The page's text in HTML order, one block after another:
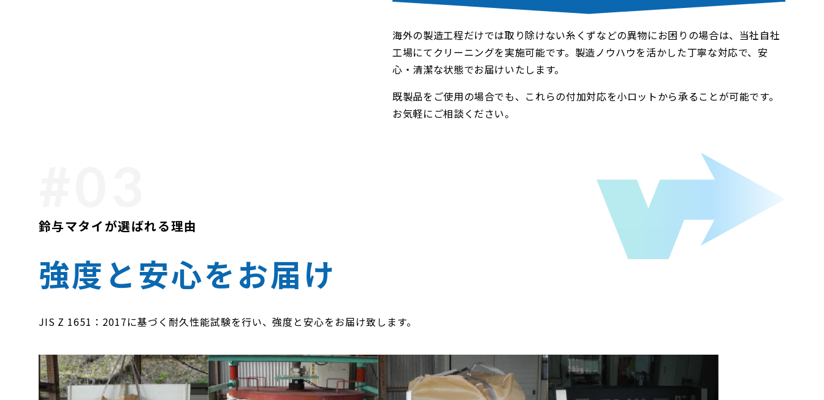
海外の製造工程だけでは取り除けない糸くずなどの異物にお困りの場合は、当社自社
工場にてクリーニングを実施可能です。製造ノウハウを活かした丁寧な対応で、安
心・清潔な状態でお届けいたします。
既製品をご使用の場合でも、これらの付加対応を小ロットから承ることが可能です。
お気軽にご相談ください。
鈴与マタイが選ばれる理由
強度と安心をお届け
JIS Z 1651：2017に基づく耐久性能試験を行い、強度と安心をお届け致します。